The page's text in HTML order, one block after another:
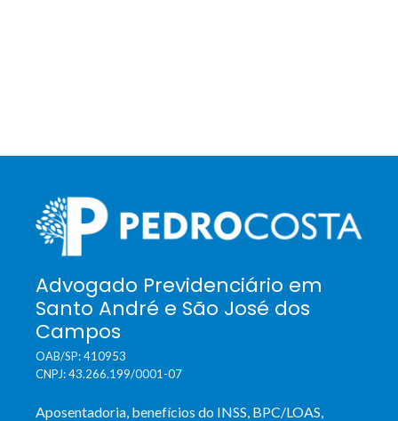
Advogado Previdenciário em
Santo André e São José dos
Campos
OAB/SP: 410953
CNPJ: 43.266.199/0001-07
Aposentadoria, benefícios do INSS, BPC/LOAS,